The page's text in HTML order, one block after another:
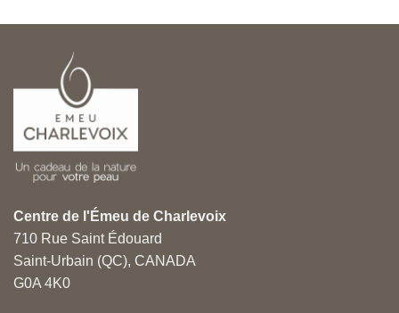
Centre de l'Émeu de Charlevoix
710 Rue Saint Édouard
Saint-Urbain (QC), CANADA
G0A 4K0